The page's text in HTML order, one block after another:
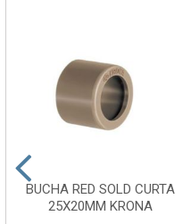
BUCHA RED SOLD CURTA
25X20MM KRONA